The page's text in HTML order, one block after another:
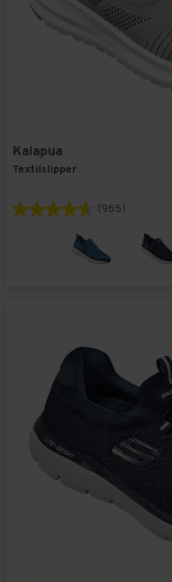
Kalapua
Textilslipper
(955)